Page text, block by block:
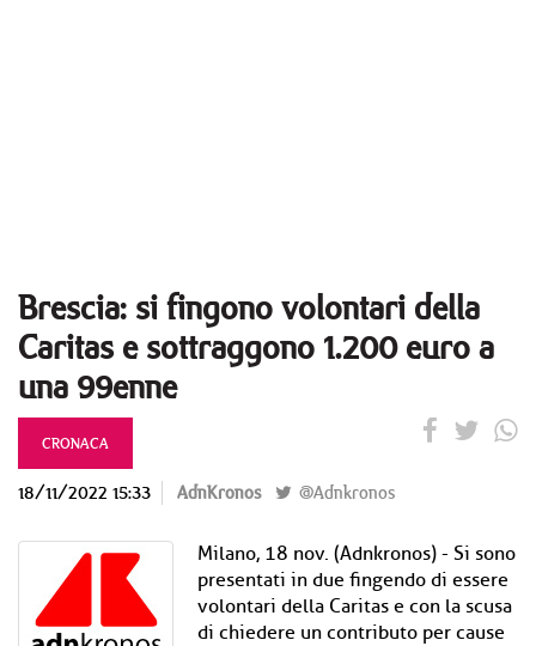
Brescia: si fingono volontari della
Caritas e sottraggono 1.200 euro a
una 99enne
CRONACA
18/11/2022 15:33 AdnKronos @Adnkronos
Milano, 18 nov. (Adnkronos) - Si sono
presentati in due fingendo di essere
volontari della Caritas e con la scusa
di chiedere un contributo per cause